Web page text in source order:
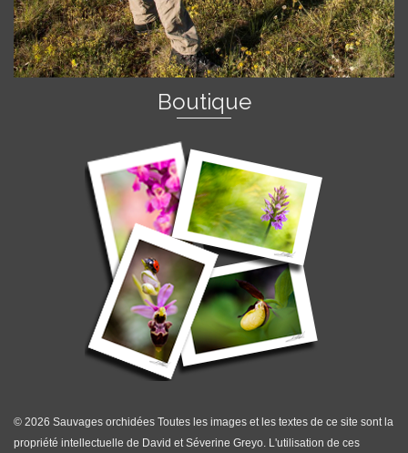
Boutique
© 2026 Sauvages orchidées Toutes les images et les textes de ce site sont la
propriété intellectuelle de David et Séverine Greyo. L'utilisation de ces